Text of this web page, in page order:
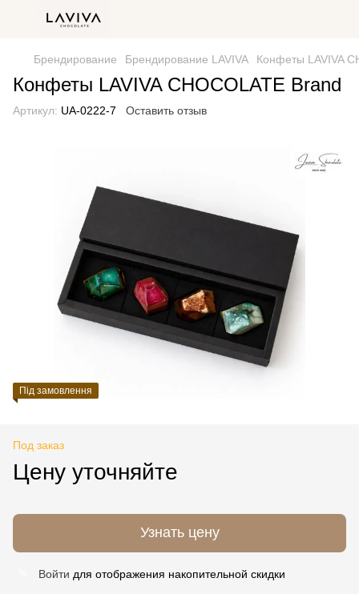
Брендирование Брендирование LAVIVA Конфеты LAVIVA
Конфеты LAVIVA CHOCOLATE Brand
Артикул: UA-0222-7 Оставить отзыв
Під замовлення
Под заказ
Цену уточняйте
Узнать цену
Войти для отображения накопительной скидки